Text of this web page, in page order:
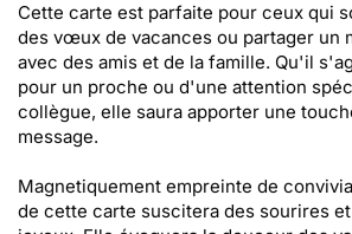
Cette carte est parfaite pour ceux qui
des vœux de vacances ou partager un
avec des amis et de la famille. Qu'il
pour un proche ou d'une attention
collègue, elle saura apporter une
message.
Magnetiquement empreinte de
de cette carte suscitera des sourires